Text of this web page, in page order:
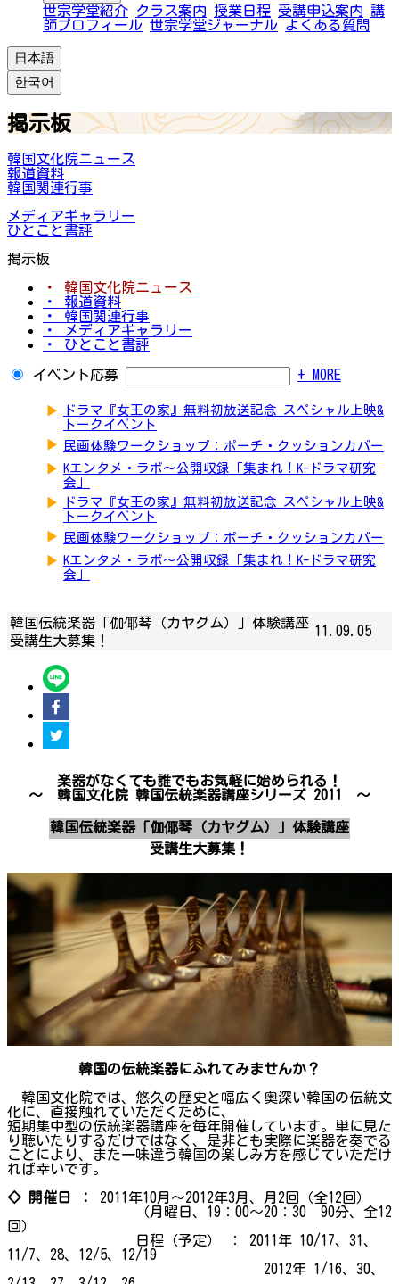
世宗学堂紹介 クラス案内 授業日程 受講申込案内 講
師プロフィール 世宗学堂ジャーナル よくある質問
日本語
한국어
掲示板
韓国文化院ニュース
報道資料
韓国関連行事
メディアギャラリー
ひとこと書評
掲示板
・ 韓国文化院ニュース
・ 報道資料
・ 韓国関連行事
・ メディアギャラリー
・ ひとこと書評
イベント応募 + MORE
▶
ドラマ『女王の家』無料初放送記念 スペシャル上映&
トークイベント
▶ 民画体験ワークショップ：ポーチ・クッションカバー
▶ Kエンタメ・ラボ～公開収録「集まれ！K-ドラマ研究
会」
▶
ドラマ『女王の家』無料初放送記念 スペシャル上映&
トークイベント
▶ 民画体験ワークショップ：ポーチ・クッションカバー
▶ Kエンタメ・ラボ～公開収録「集まれ！K-ドラマ研究
会」
韓国伝統楽器「伽倻琴（カヤグム）」体験講座
受講生大募集！
11.09.05
楽器がなくても誰でもお気軽に始められる！
～ 韓国文化院 韓国伝統楽器講座シリーズ 2011 ～
韓国伝統楽器「伽倻琴（カヤグム）」体験講座
受講生大募集！
韓国の伝統楽器にふれてみませんか？
韓国文化院では、悠久の歴史と幅広く奥深い韓国の伝統文
化に、直接触れていただくために、
短期集中型の伝統楽器講座を毎年開催しています。単に見た
り聴いたりするだけではなく、是非とも実際に楽器を奏でる
ことにより、また一味違う韓国の楽しみ方を感じていただけ
れば幸いです。
◇ 開催日 ：
2011年10月～2012年3月、月2回（全12回）
（月曜日、19：00～20：30 90分、全12
回）
日程（予定） ： 2011年 10/17、31、
11/7、28、12/5、12/19
2012年 1/16、30、